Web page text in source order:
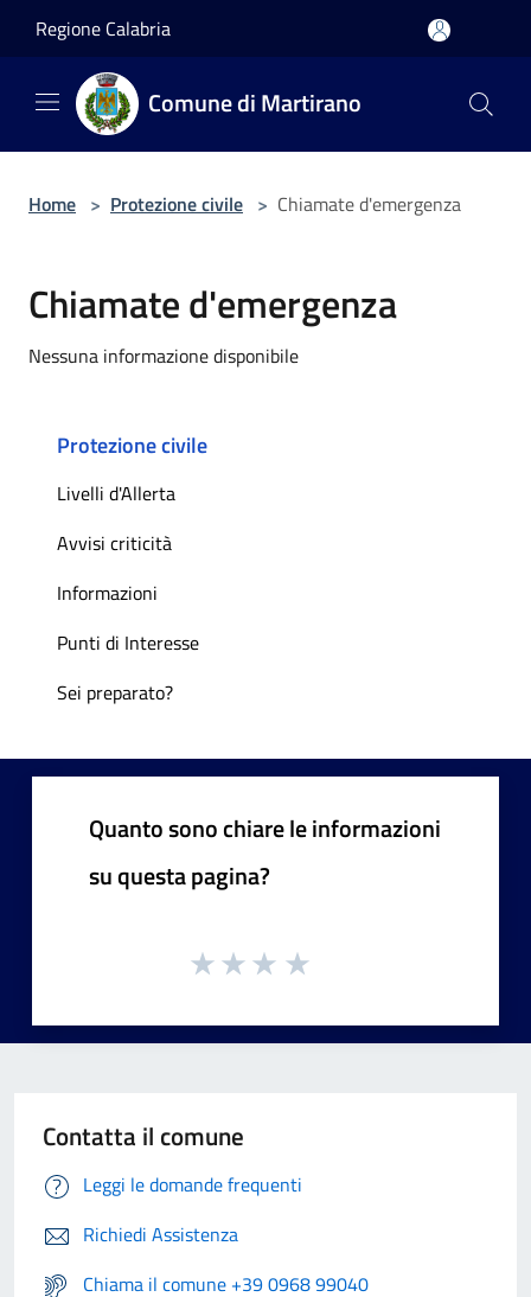
Regione Calabria
Comune di Martirano
Home > Protezione civile > Chiamate d'emergenza
Chiamate d'emergenza
Nessuna informazione disponibile
Protezione civile
Livelli d'Allerta
Avvisi criticità
Informazioni
Punti di Interesse
Sei preparato?
Quanto sono chiare le informazioni
su questa pagina?
Contatta il comune
Leggi le domande frequenti
Richiedi Assistenza
Chiama il comune +39 0968 99040